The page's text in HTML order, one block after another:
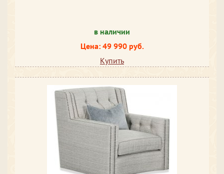
в наличии
Цена: 49 990 руб.
Купить